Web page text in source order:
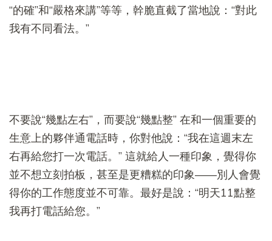
“的確”和“嚴格來講”等等，幹脆直截了當地說：“對此
我有不同看法。”
不要說“幾點左右”，而要說“幾點整” 在和一個重要的
生意上的夥伴通電話時，你對他說：“我在這週末左
右再給您打一次電話。” 這就給人一種印象，覺得你
並不想立刻拍板，甚至是更糟糕的印象——別人會覺
得你的工作態度並不可靠。最好是說：“明天11點整
我再打電話給您。”